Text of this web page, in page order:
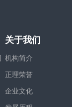
关于我们
机构简介
正理荣誉
企业文化